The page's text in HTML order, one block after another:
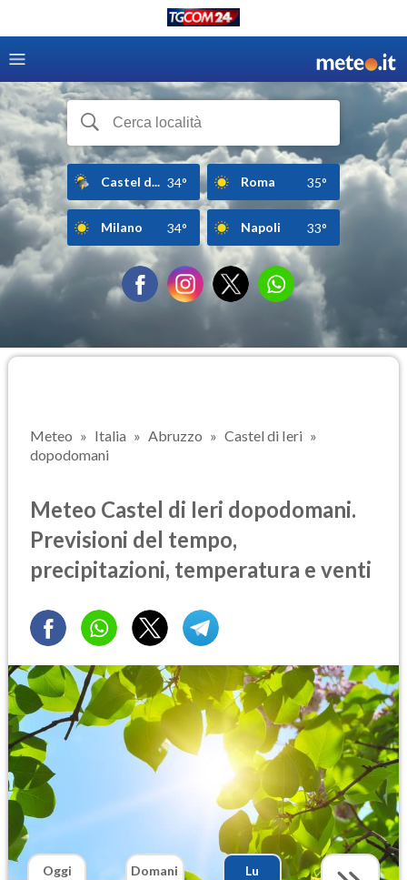
Castel d... 34° Roma 35°
Milano 34° Napoli 33°
Meteo Italia Abruzzo
Castel di Ieri
dopodomani
Meteo Castel di Ieri dopodomani.
Previsioni del tempo,
precipitazioni, temperatura e venti
Oggi
Domani
Lu